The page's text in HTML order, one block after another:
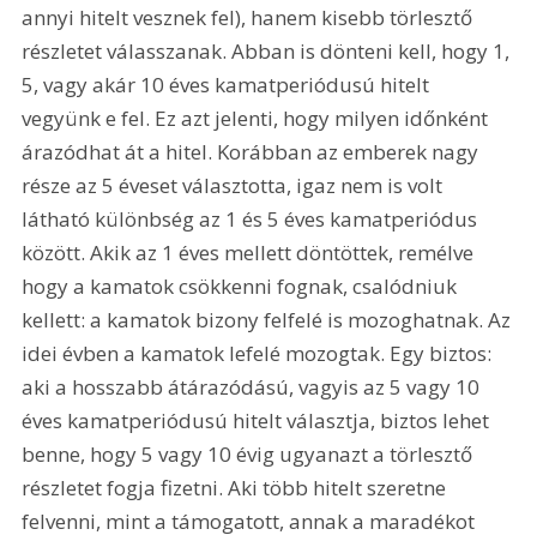
annyi hitelt vesznek fel), hanem kisebb törlesztő
részletet válasszanak. Abban is dönteni kell, hogy 1,
5, vagy akár 10 éves kamatperiódusú hitelt
vegyünk e fel. Ez azt jelenti, hogy milyen időnként
árazódhat át a hitel. Korábban az emberek nagy
része az 5 éveset választotta, igaz nem is volt
látható különbség az 1 és 5 éves kamatperiódus
között. Akik az 1 éves mellett döntöttek, remélve
hogy a kamatok csökkenni fognak, csalódniuk
kellett: a kamatok bizony felfelé is mozoghatnak. Az
idei évben a kamatok lefelé mozogtak. Egy biztos:
aki a hosszabb átárazódású, vagyis az 5 vagy 10
éves kamatperiódusú hitelt választja, biztos lehet
benne, hogy 5 vagy 10 évig ugyanazt a törlesztő
részletet fogja fizetni. Aki több hitelt szeretne
felvenni, mint a támogatott, annak a maradékot